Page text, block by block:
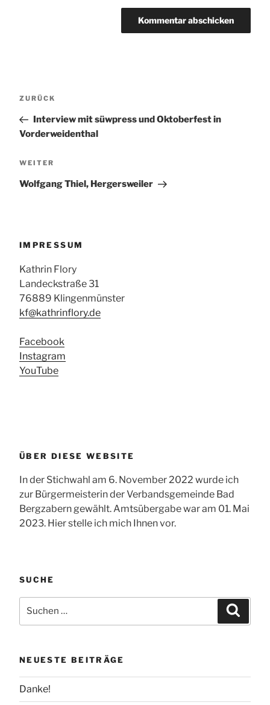
Vorheriger
ZURÜCK
Interview mit süwpress und Oktoberfest in
Vorderweidenthal
Nächster
WEITER
Wolfgang Thiel, Hergersweiler
IMPRESSUM
Kathrin Flory
Landeckstraße 31
76889 Klingenmünster
kf@kathrinflory.de
Facebook
Instagram
YouTube
ÜBER DIESE WEBSITE
In der Stichwahl am 6. November 2022 wurde ich
zur Bürgermeisterin der Verbandsgemeinde Bad
Bergzabern gewählt. Amtsübergabe war am 01. Mai
2023. Hier stelle ich mich Ihnen vor.
SUCHE
nach:
NEUESTE BEITRÄGE
Danke!